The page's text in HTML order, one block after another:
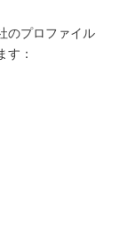
のプロファイル
す：